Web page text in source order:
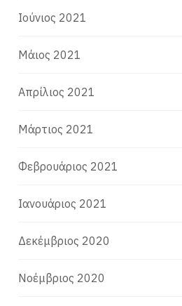
Ιούνιος 2021
Μάιος 2021
Απρίλιος 2021
Μάρτιος 2021
Φεβρουάριος 2021
Ιανουάριος 2021
Δεκέμβριος 2020
Νοέμβριος 2020